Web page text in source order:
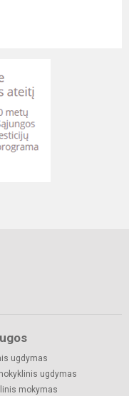
ugdymas
ugdymas
mokymas